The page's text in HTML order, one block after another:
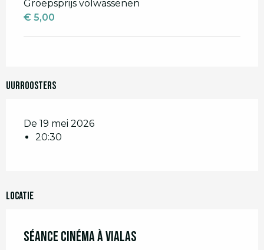
Groepsprijs volwassenen
€ 5,00
Uurroosters
De 19 mei 2026
20:30
Locatie
Séance Cinéma à Vialas